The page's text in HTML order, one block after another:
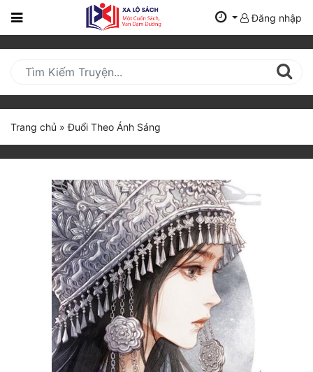
Trang
Mới
Cập
Nhật
(current)
Truyện Mới Ra
Hoàn Thành
Đăng nhập
Trang chủ »Đuổi Theo Ánh Sáng